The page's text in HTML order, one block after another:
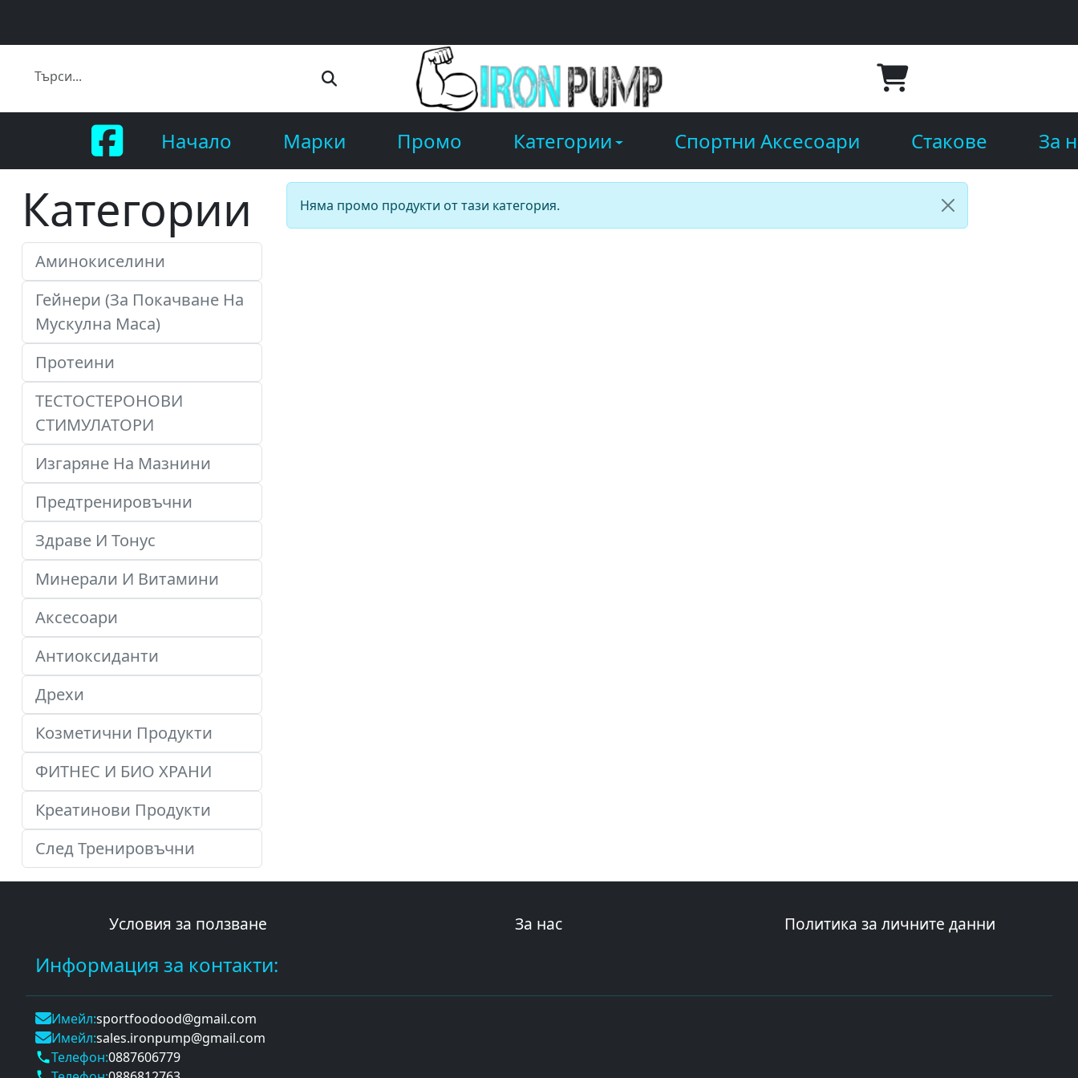
Начало Марки Промо Категории Спортни Аксесоари Стакове За
Категории
Аминокиселини
Гейнери (За Покачване На
Мускулна Маса)
Протеини
ТЕСТОСТЕРОНОВИ
СТИМУЛАТОРИ
Изгаряне На Мазнини
Предтренировъчни
Здраве И Тонус
Минерали И Витамини
Аксесоари
Антиоксиданти
Дрехи
Козметични Продукти
ФИТНЕС И БИО ХРАНИ
Креатинови Продукти
След Тренировъчни
Няма промо продукти от тази категория.
Условия за ползване За нас Политика за личните данни
Информация за контакти:
Имейл:sportfoodood@gmail.com
Имейл:sales.ironpump@gmail.com
phoneТелефон:0887606779